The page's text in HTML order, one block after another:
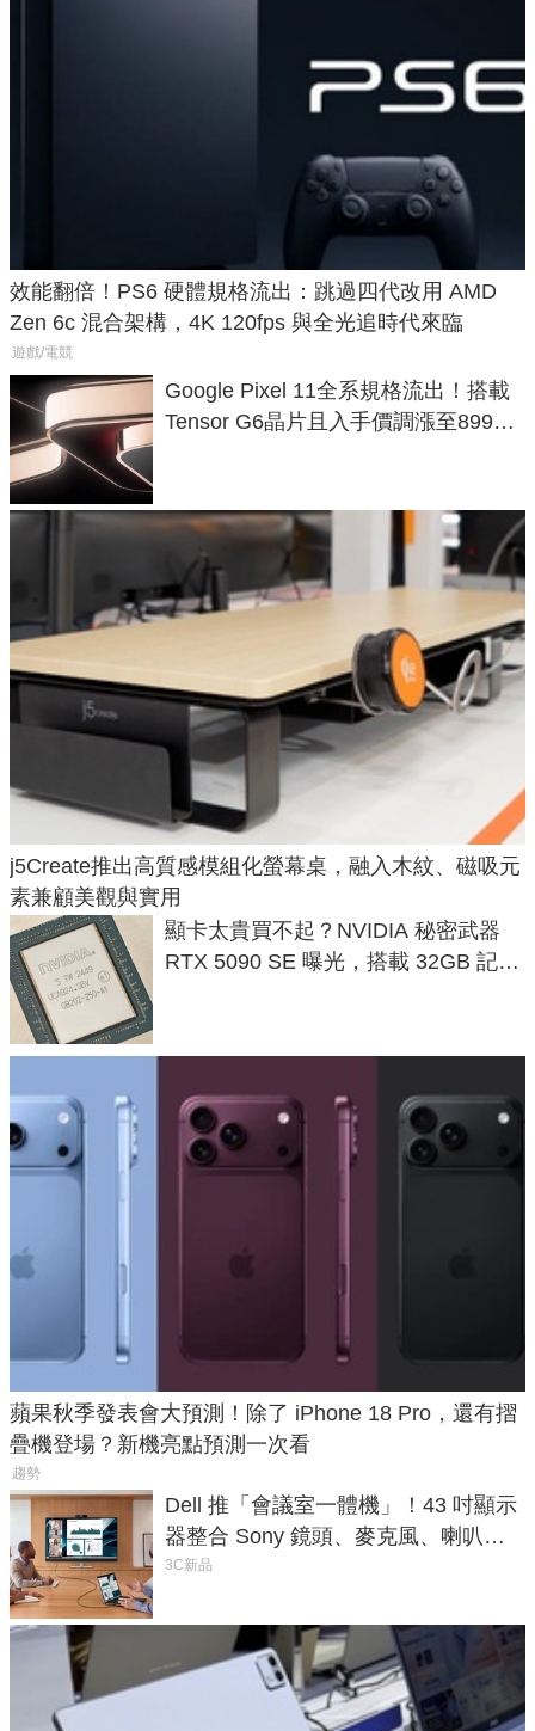
效能翻倍！PS6 硬體規格流出：跳過四代改用 AMD
Zen 6c 混合架構，4K 120fps 與全光追時代來臨
遊戲/電競
Google Pixel 11全系規格流出！搭載
Tensor G6晶片且入手價調漲至899美
j5Create推出高質感模組化螢幕桌，融入木紋、磁吸元
素兼顧美觀與實用
顯卡太貴買不起？NVIDIA 秘密武器
RTX 5090 SE 曝光，搭載 32GB 記憶
蘋果秋季發表會大預測！除了 iPhone 18 Pro，還有摺
疊機登場？新機亮點預測一次看
趨勢
Dell 推「會議室一體機」！43 吋顯示
器整合 Sony 鏡頭、麥克風、喇叭，
一條 USB-C 就能開會
3C新品